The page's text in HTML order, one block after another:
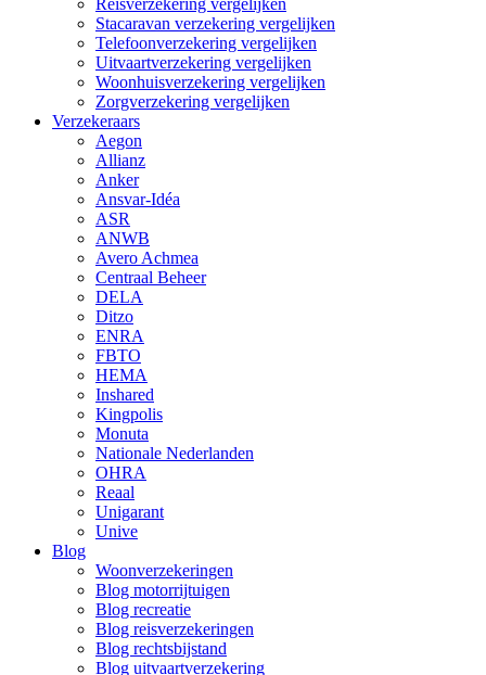
Reisverzekering vergelijken
Stacaravan verzekering vergelijken
Telefoonverzekering vergelijken
Uitvaartverzekering vergelijken
Woonhuisverzekering vergelijken
Zorgverzekering vergelijken
Verzekeraars
Aegon
Allianz
Anker
Ansvar-Idéa
ASR
ANWB
Avero Achmea
Centraal Beheer
DELA
Ditzo
ENRA
FBTO
HEMA
Inshared
Kingpolis
Monuta
Nationale Nederlanden
OHRA
Reaal
Unigarant
Unive
Blog
Woonverzekeringen
Blog motorrijtuigen
Blog recreatie
Blog reisverzekeringen
Blog rechtsbijstand
Blog uitvaartverzekering